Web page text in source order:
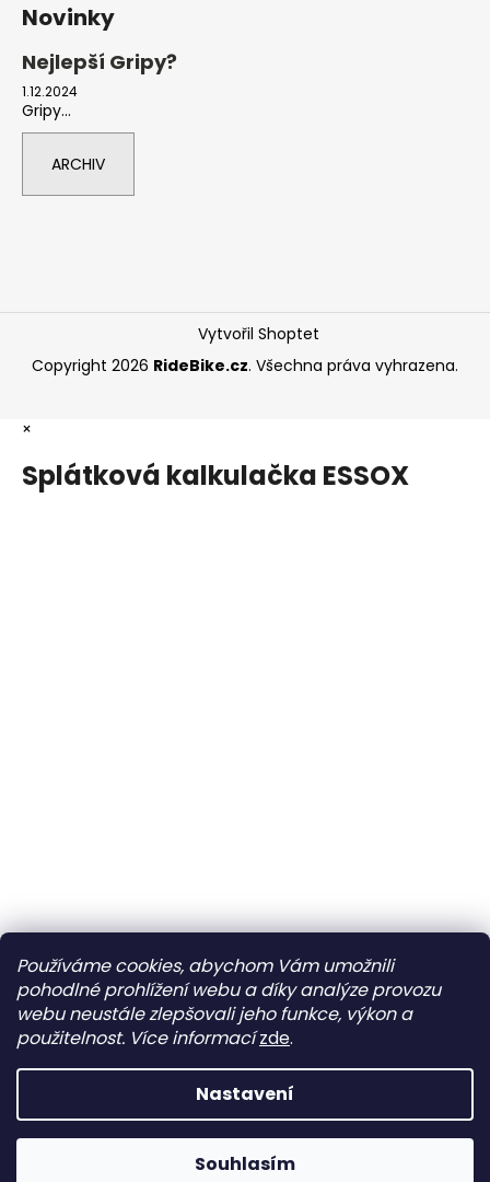
Používáme cookies, abychom Vám umožnili
pohodlné prohlížení webu a díky analýze provozu
webu neustále zlepšovali jeho funkce, výkon a
použitelnost. Více informací zde.
Nastavení
Souhlasím
Máme stále otevřeno 😊 Google aktuálně chybně zobrazuje
Novinky
Nejlepší Gripy?
1.12.2024
Gripy...
ARCHIV
Vytvořil Shoptet
Copyright 2026 RideBike.cz. Všechna práva vyhrazena.
×
Splátková kalkulačka ESSOX